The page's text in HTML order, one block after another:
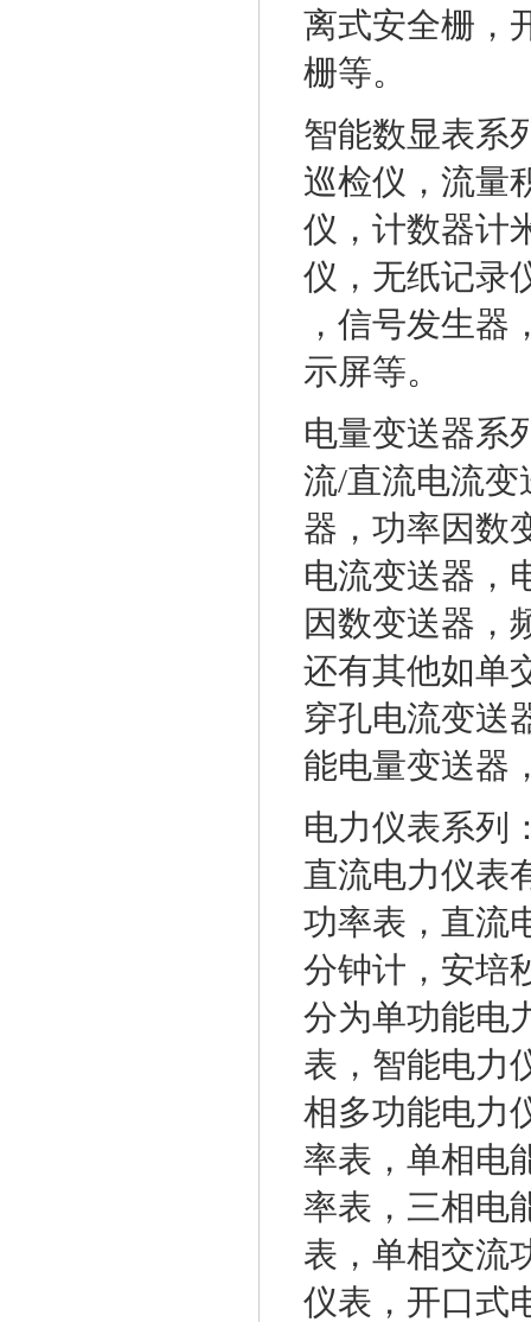
离式安全栅，
栅等。
智能数显表系
巡检仪，流量
仪，计数器计
仪，无纸记录
，信号发生
示屏等。
电量变送器系
流/直流电流变
器，功率因数
电流变送器，
因数变送器，
还有其他如单
穿孔电流变送
能电量变送器
电力仪表系列
直流电力仪表
功率表，直流
分钟计，安培
分为单功能电
表，智能电力
相多功能电力
率表，单相电
率表，三相电
表，单相交流
仪表，开口式